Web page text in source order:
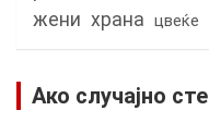
жени храна цвеќе
Ако случајно